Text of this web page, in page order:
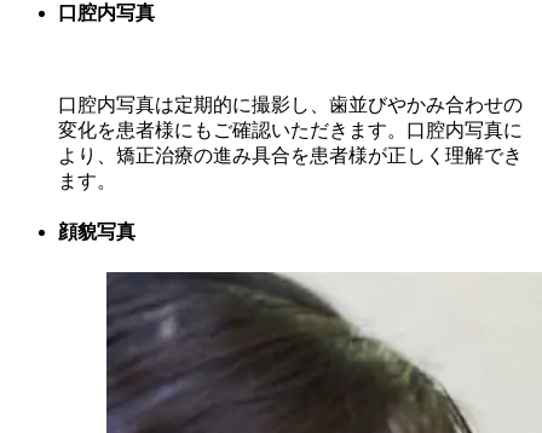
口腔内写真
口腔内写真は定期的に撮影し、歯並びやかみ合わせの
変化を患者様にもご確認いただきます。口腔内写真に
より、矯正治療の進み具合を患者様が正しく理解でき
ます。
顔貌写真